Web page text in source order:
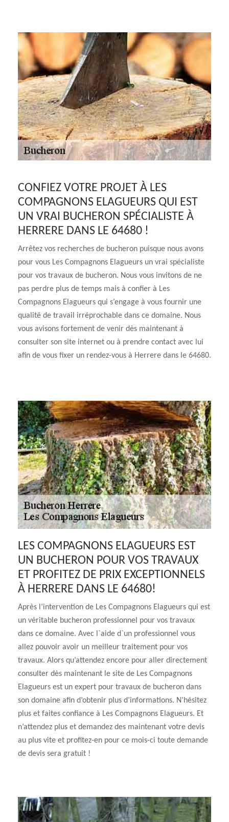
CONFIEZ VOTRE PROJET À LES
COMPAGNONS ELAGUEURS QUI EST
UN VRAI BUCHERON SPÉCIALISTE À
HERRERE DANS LE 64680 !
Arrêtez vos recherches de bucheron puisque nous avons
pour vous Les Compagnons Elagueurs un vrai spécialiste
pour vos travaux de bucheron. Nous vous invitons de ne
pas perdre plus de temps mais à confier à Les
Compagnons Elagueurs qui s’engage à vous fournir une
qualité de travail irréprochable dans ce domaine. Nous
vous avisons fortement de venir dès maintenant à
consulter son site internet ou à prendre contact avec lui
afin de vous fixer un rendez-vous à Herrere dans le 64680.
LES COMPAGNONS ELAGUEURS EST
UN BUCHERON POUR VOS TRAVAUX
ET PROFITEZ DE PRIX EXCEPTIONNELS
À HERRERE DANS LE 64680!
Après l’intervention de Les Compagnons Elagueurs qui est
un véritable bucheron professionnel pour vos travaux
dans ce domaine. Avec l`aide d`un professionnel vous
allez pouvoir avoir un meilleur traitement pour vos
travaux. Alors qu’attendez encore pour aller directement
consulter dès maintenant le site de Les Compagnons
Elagueurs est un expert pour travaux de bucheron dans
son domaine afin d’obtenir plus d’informations. N’hésitez
plus et faites confiance à Les Compagnons Elagueurs. Et
n’attendez plus et demandez des maintenant votre devis
au plus vite et profitez-en pour ce mois-ci toute demande
de devis sera gratuit !